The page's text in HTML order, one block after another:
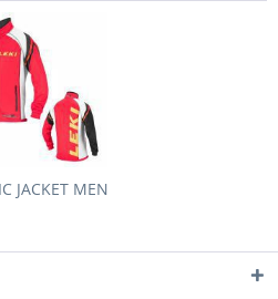
JACKET MEN